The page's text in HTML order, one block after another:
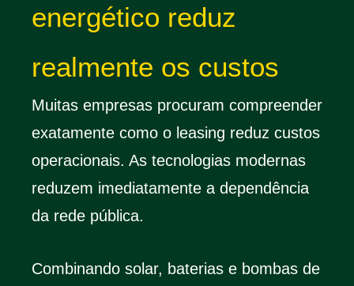
energético reduz
realmente os custos
Muitas empresas procuram compreender
exatamente como o leasing reduz custos
operacionais. As tecnologias modernas
reduzem imediatamente a dependência
da rede pública.
Combinando solar, baterias e bombas de